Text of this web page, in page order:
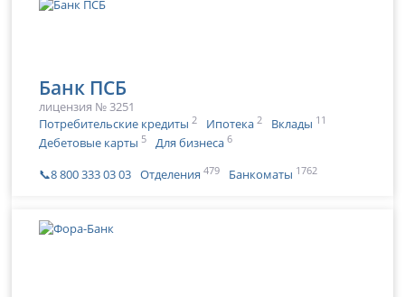
Банк ПСБ
лицензия № 3251
Потребительские кредиты 2 Ипотека 2 Вклады 11
Дебетовые карты 5 Для бизнеса 6
📞8 800 333 03 03 Отделения 479 Банкоматы 1762